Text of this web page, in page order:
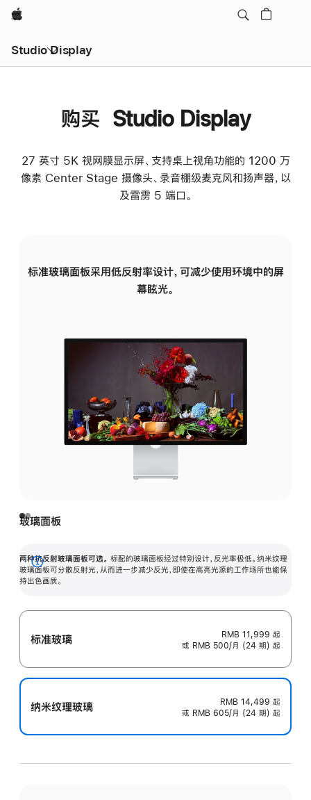
Apple
Studio Display
购买 Studio Display
27 英寸 5K 视网膜显示屏、支持桌上视角功能的 1200 万
像素 Center Stage 摄像头、录音棚级麦克风和扬声器，以
及雷雳 5 端口。
标准玻璃面板采用低反射率设计，可减少使用环境中的屏
幕眩光。
玻璃面板
两种抗反射玻璃面板可选。 标配的玻璃面板经过特别设计，反光率极低。纳米纹理
玻璃面板可分散反射光，从而进一步减少反光，即使在高亮光源的工作场所也能保
持出色画质。
展
开
标准玻璃 RMB 11,999 起
或 RMB 500/月 (24 期) 起
纳米纹理玻璃 RMB 14,499 起
或 RMB 605/月 (24 期) 起